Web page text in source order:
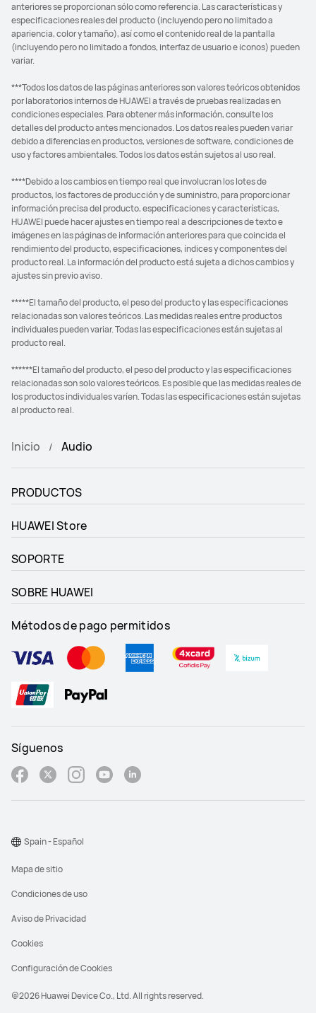
anteriores se proporcionan sólo como referencia. Las características y
especificaciones reales del producto (incluyendo pero no limitado a
apariencia, color y tamaño), así como el contenido real de la pantalla
(incluyendo pero no limitado a fondos, interfaz de usuario e iconos) pueden
variar.
***Todos los datos de las páginas anteriores son valores teóricos obtenidos
por laboratorios internos de HUAWEI a través de pruebas realizadas en
condiciones especiales. Para obtener más información, consulte los
detalles del producto antes mencionados. Los datos reales pueden variar
debido a diferencias en productos, versiones de software, condiciones de
uso y factores ambientales. Todos los datos están sujetos al uso real.
****Debido a los cambios en tiempo real que involucran los lotes de
productos, los factores de producción y de suministro, para proporcionar
información precisa del producto, especificaciones y características,
HUAWEI puede hacer ajustes en tiempo real a descripciones de texto e
imágenes en las páginas de información anteriores para que coincida el
rendimiento del producto, especificaciones, índices y componentes del
producto real. La información del producto está sujeta a dichos cambios y
ajustes sin previo aviso.
*****El tamaño del producto, el peso del producto y las especificaciones
relacionadas son valores teóricos. Las medidas reales entre productos
individuales pueden variar. Todas las especificaciones están sujetas al
producto real.
******El tamaño del producto, el peso del producto y las especificaciones
relacionadas son solo valores teóricos. Es posible que las medidas reales de
los productos individuales varíen. Todas las especificaciones están sujetas
al producto real.
Inicio Audio
PRODUCTOS
HUAWEI Store
SOPORTE
SOBRE HUAWEI
Métodos de pago permitidos
Síguenos
@2026 Huawei Device Co., Ltd. All rights reserved.
Mapa de sitio
Condiciones de uso
Aviso de Privacidad
Cookies
Configuración de Cookies
Spain - Español